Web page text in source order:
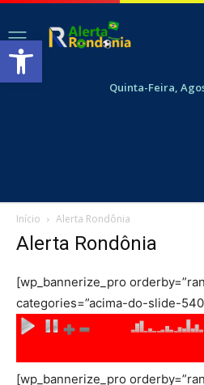
Abrir a barra de ferramentas
Quinta-Feira,
Início Alerta Rondônia
Alerta Rondônia
[wp_bannerize_pro
categories=”acima-do-slide-
[wp_bannerize_pro